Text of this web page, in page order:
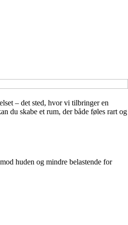
– det sted, hvor vi tilbringer en
du skabe et rum, der både føles rart og
huden og mindre belastende for